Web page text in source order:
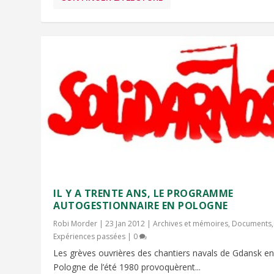
IL Y A TRENTE ANS, LE PROGRAMME
AUTOGESTIONNAIRE EN POLOGNE
Robi Morder |23 Jan 2012 |Archives et mémoires, Documents,
Expériences passées | 0
Les grèves ouvrières des chantiers navals de Gdansk en
Pologne de l’été 1980 provoquèrent...